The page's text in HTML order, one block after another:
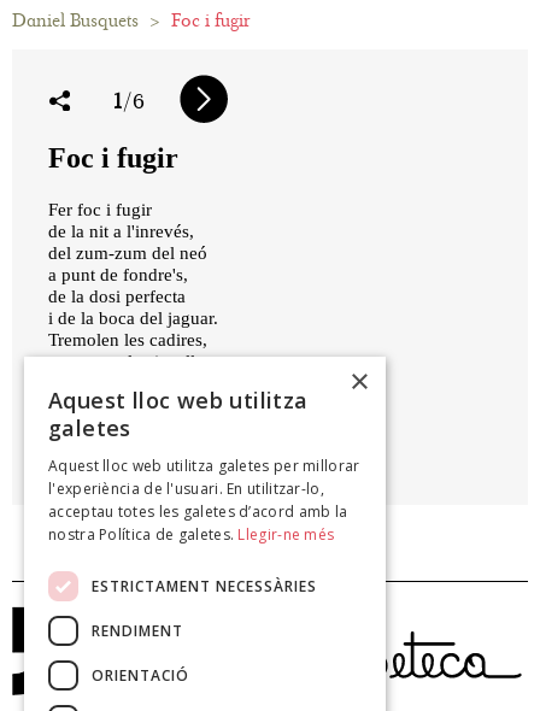
Daniel Busquets > Foc i fugir
1/6
Foc i fugir
Fer foc i fugir
de la nit a l'inrevés,
del zum-zum del neó
a punt de fondre's,
de la dosi perfecta
i de la boca del jaguar.
Tremolen les cadires,
amagues els pinzells,
La trama perfecta, 2008
×
Aquest lloc web utilitza
galetes
Aquest lloc web utilitza galetes per millorar
l'experiència de l'usuari. En utilitzar-lo,
acceptau totes les galetes d’acord amb la
nostra Política de galetes. Llegir-ne més
ESTRICTAMENT NECESSÀRIES
RENDIMENT
ORIENTACIÓ